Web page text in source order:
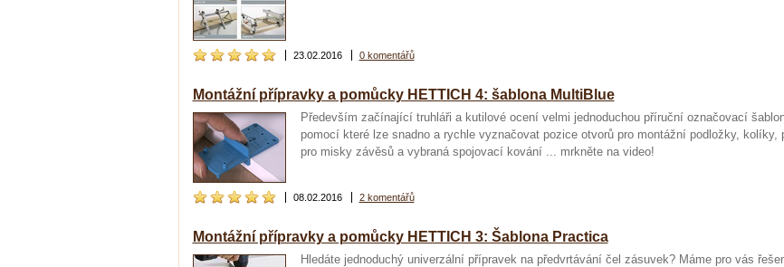
23.02.2016 0 komentářů
Montážní přípravky a pomůcky HETTICH 4: šablona MultiBlue
Především začínající truhláři a kutilové ocení velmi jednoduchou příruční označovací
pomocí které lze snadno a rychle vyznačovat pozice otvorů pro montážní podložky, kolíky,
pro misky závěsů a vybraná spojovací kování ... mrkněte na video!
08.02.2016 2 komentářů
Montážní přípravky a pomůcky HETTICH 3: Šablona Practica
Hledáte jednoduchý univerzální přípravek na předvrtávání čel zásuvek? Máme pro vás